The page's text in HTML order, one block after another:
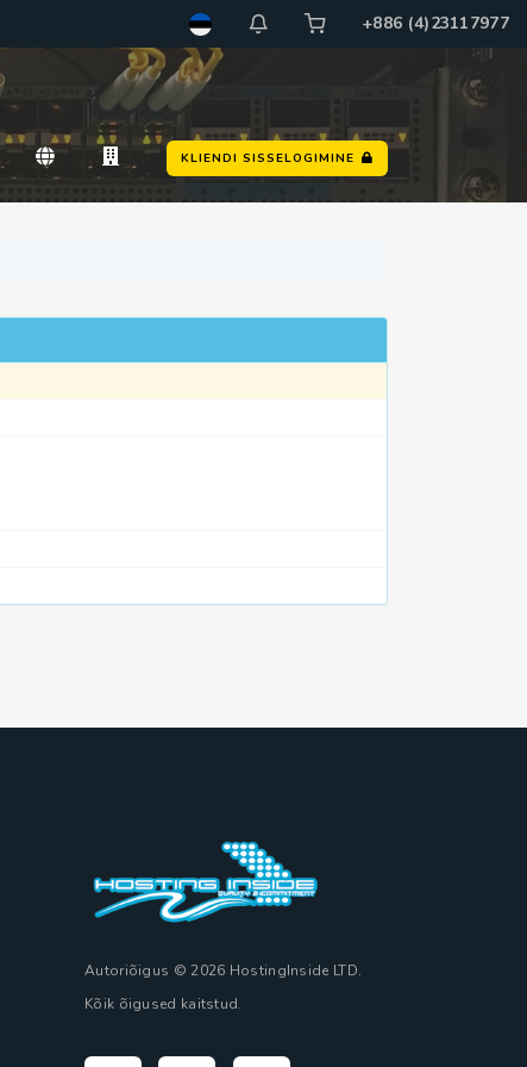
+886 (4)23117977
KLIENDI SISSELOGIMINE
Autoriõigus © 2026 HostingInside LTD.
Kõik õigused kaitstud.